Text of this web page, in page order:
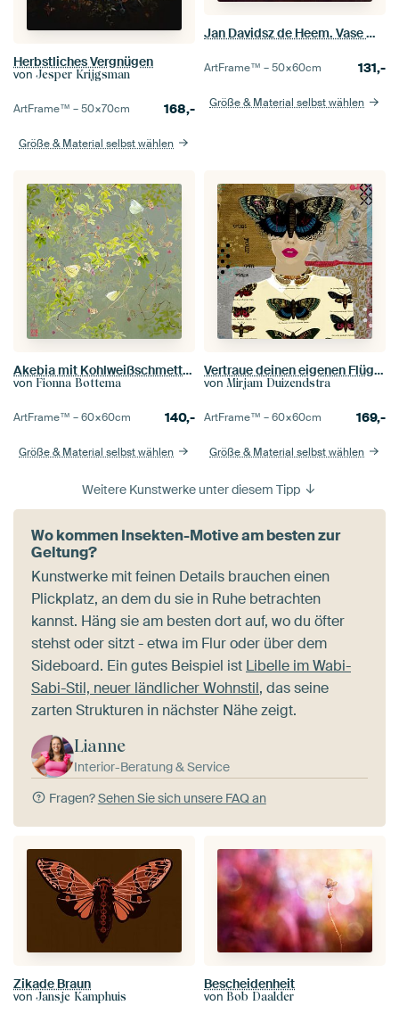
Herbstliches Vergnügen
von Jesper Krijgsman
ArtFrame™ –50×70cm 168,-
Größe & Material selbst wählen
Jan Davidsz de Heem. Vase mit Blumen
ArtFrame™ –50×60cm 131,-
Größe & Material selbst wählen
Akebia mit Kohlweißschmetterlingen
von Fionna Bottema
ArtFrame™ –60×60cm 140,-
Größe & Material selbst wählen
Vertraue deinen eigenen Flügeln
von Mirjam Duizendstra
ArtFrame™ –60×60cm 169,-
Größe & Material selbst wählen
Weitere Kunstwerke unter diesem Tipp
Wo kommen Insekten-Motive am besten zur
Geltung?
Kunstwerke mit feinen Details brauchen einen
Plickplatz, an dem du sie in Ruhe betrachten
kannst. Häng sie am besten dort auf, wo du öfter
stehst oder sitzt - etwa im Flur oder über dem
Sideboard. Ein gutes Beispiel ist Libelle im Wabi-
Sabi-Stil, neuer ländlicher Wohnstil, das seine
zarten Strukturen in nächster Nähe zeigt.
Lianne
Interior-Beratung & Service
Fragen?Sehen Sie sich unsere FAQ an
Zikade Braun
von Jansje Kamphuis
Bescheidenheit
von Bob Daalder